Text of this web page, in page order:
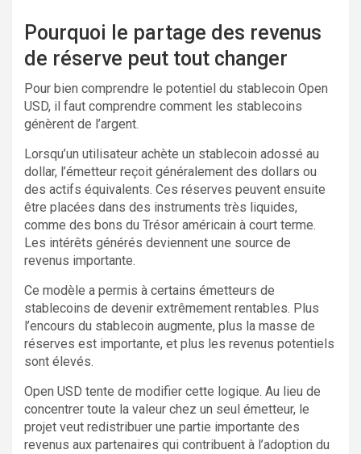
Pourquoi le partage des revenus
de réserve peut tout changer
Pour bien comprendre le potentiel du stablecoin Open
USD, il faut comprendre comment les stablecoins
génèrent de l’argent.
Lorsqu’un utilisateur achète un stablecoin adossé au
dollar, l’émetteur reçoit généralement des dollars ou
des actifs équivalents. Ces réserves peuvent ensuite
être placées dans des instruments très liquides,
comme des bons du Trésor américain à court terme.
Les intérêts générés deviennent une source de
revenus importante.
Ce modèle a permis à certains émetteurs de
stablecoins de devenir extrêmement rentables. Plus
l’encours du stablecoin augmente, plus la masse de
réserves est importante, et plus les revenus potentiels
sont élevés.
Open USD tente de modifier cette logique. Au lieu de
concentrer toute la valeur chez un seul émetteur, le
projet veut redistribuer une partie importante des
revenus aux partenaires qui contribuent à l’adoption du